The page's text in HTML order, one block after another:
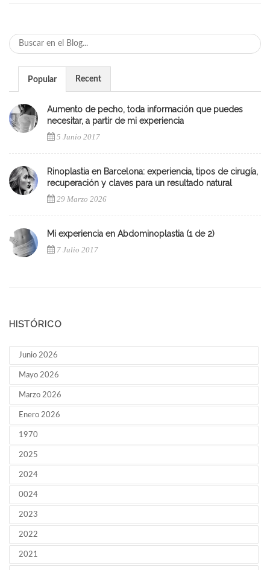
Popular Recent
Aumento de pecho, toda información que puedes
necesitar, a partir de mi experiencia
5 Junio 2017
Rinoplastia en Barcelona: experiencia, tipos de cirugía,
recuperación y claves para un resultado natural
29 Marzo 2026
Mi experiencia en Abdominoplastia (1 de 2)
7 Julio 2017
HISTÓRICO
Junio 2026
Mayo 2026
Marzo 2026
Enero 2026
1970
2025
2024
0024
2023
2022
2021